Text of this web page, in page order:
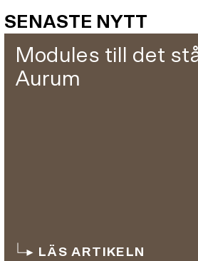
SENASTE NYTT
Modules till det
Aurum
LÄS ARTIKELN